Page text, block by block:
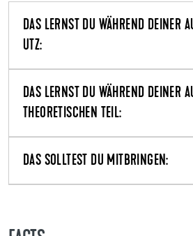
DAS LERNST DU WÄHREND DEINER
UTZ:
DAS LERNST DU WÄHREND DEINER
THEORETISCHEN TEIL:
DAS SOLLTEST DU MITBRINGEN: